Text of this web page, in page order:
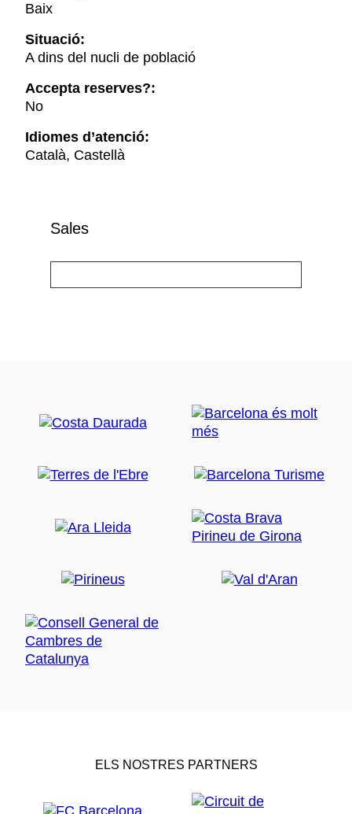
Baix
Situació:
A dins del nucli de població
Accepta reserves?:
No
Idiomes d’atenció:
Català, Castellà
Sales
ELS NOSTRES PARTNERS